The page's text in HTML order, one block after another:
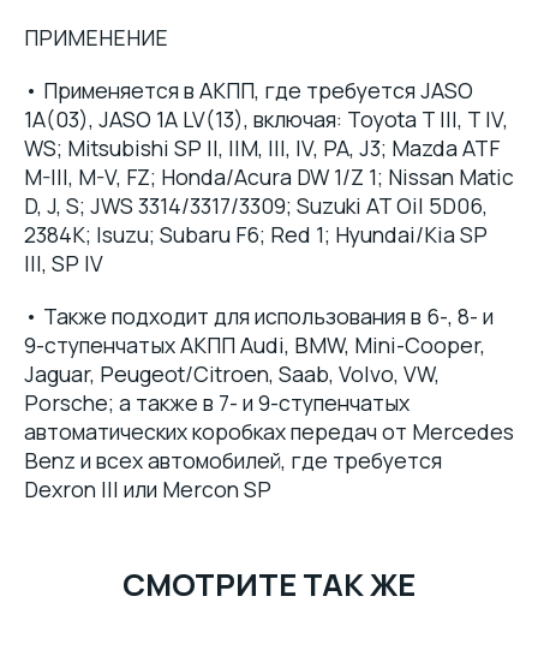
ПРИМЕНЕНИЕ
• Применяется в АКПП, где требуется JASO
1A(03), JASO 1A LV(13), включая: Toyota T III, T IV,
WS; Mitsubishi SP II, IIM, III, IV, PA, J3; Mazda ATF
M-III, M-V, FZ; Honda/Acura DW 1/Z 1; Nissan Matic
D, J, S; JWS 3314/3317/3309; Suzuki AT Oil 5D06,
2384K; Isuzu; Subaru F6; Red 1; Hyundai/Kia SP
III, SP IV
• Также подходит для использования в 6-, 8- и
9-ступенчатых АКПП Audi, BMW, Mini-Cooper,
Jaguar, Peugeot/Citroen, Saab, Volvo, VW,
Porsche; а также в 7- и 9-ступенчатых
автоматических коробках передач от Mercedes
Benz и всех автомобилей, где требуется
Dexron III или Mercon SP
СМОТРИТЕ ТАК ЖЕ